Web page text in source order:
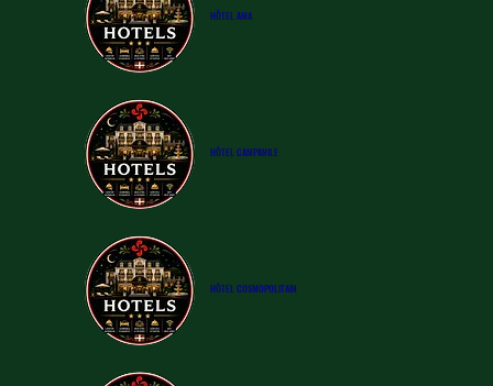
​HÔTELAMA
​HÔTELCAMPANILE
​HÔTELCOSMOPOLITAIN